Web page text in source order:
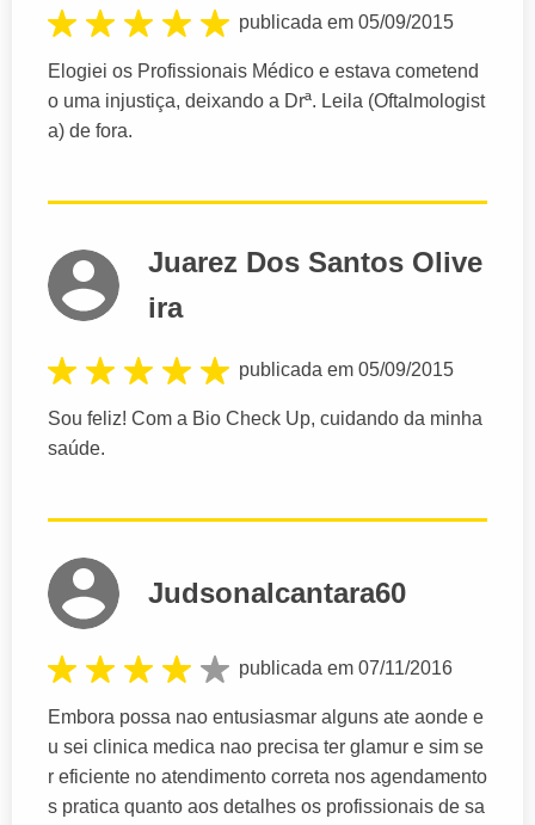
publicada em 05/09/2015
Elogiei os Profissionais Médico e estava cometend
o uma injustiça, deixando a Drª. Leila (Oftalmologist
a) de fora.
Juarez Dos Santos Olive
ira
publicada em 05/09/2015
Sou feliz! Com a Bio Check Up, cuidando da minha
saúde.
Judsonalcantara60
publicada em 07/11/2016
Embora possa nao entusiasmar alguns ate aonde e
u sei clinica medica nao precisa ter glamur e sim se
r eficiente no atendimento correta nos agendamento
s pratica quanto aos detalhes os profissionais de sa